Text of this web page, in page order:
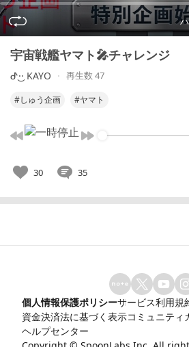
宇宙戦艦ヤマト🎤チャレンジ
︎︎ᕷ·͜· KAYO 再生数 47
#しゅう企画 #ヤマト
30 35
個人情報保護ポリシーサービス利用規
資金決済法に基づく表示コミュニティ
ヘルプセンター